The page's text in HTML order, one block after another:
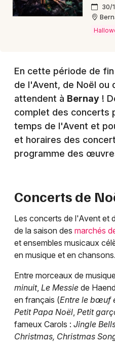
30/
En cette période de
de l'Avent, de Noël ou
attendent à Bernay !
complet des concerts
temps de l'Avent et
et horaires des
programme des
Concerts de
Les concerts de l'Avent et
de la saison des marchés
et ensembles musicaux
en musique et en chansons.
Entre morceaux de
minuit, Le Messie de
en français (Entre le bœuf
Petit Papa Noël, Petit
fameux Carols : Jingle
Christmas, Christmas